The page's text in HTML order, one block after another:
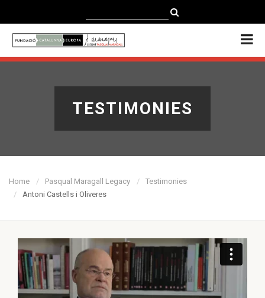
ENGLISH
TESTIMONIES
Home Pasqual Maragall Legacy
Testimonies
Antoni Castells i Oliveres